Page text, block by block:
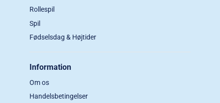
Rollespil
Spil
Fødselsdag & Højtider
Information
Om os
Handelsbetingelser